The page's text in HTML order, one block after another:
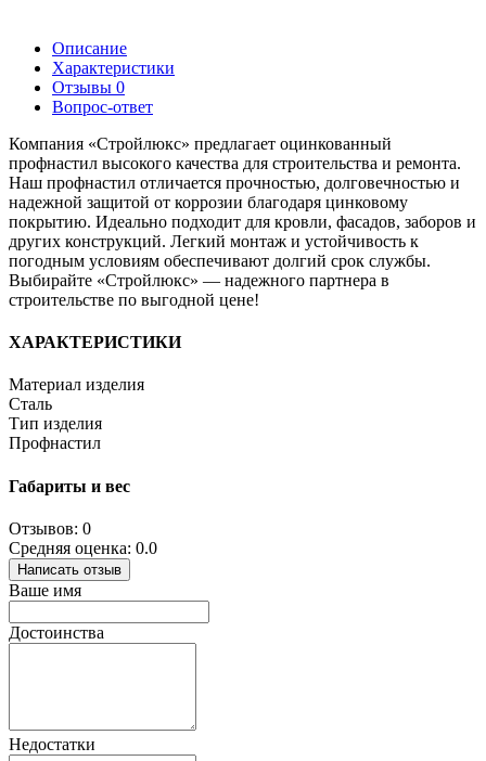
Описание
Характеристики
Отзывы 0
Вопрос-ответ
Компания «Стройлюкс» предлагает оцинкованный
профнастил высокого качества для строительства и ремонта.
Наш профнастил отличается прочностью, долговечностью и
надежной защитой от коррозии благодаря цинковому
покрытию. Идеально подходит для кровли, фасадов, заборов и
других конструкций. Легкий монтаж и устойчивость к
погодным условиям обеспечивают долгий срок службы.
Выбирайте «Стройлюкс» — надежного партнера в
строительстве по выгодной цене!
ХАРАКТЕРИСТИКИ
Материал изделия
Сталь
Тип изделия
Профнастил
Габариты и вес
Отзывов: 0
Средняя оценка: 0.0
Написать отзыв
Ваше имя
Достоинства
Недостатки